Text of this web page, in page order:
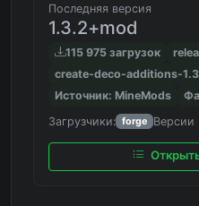
Последняя версия
1.3.2+mod
115 975 загрузок
create-deco-additions-
Источник: MineMods
Загрузчики: forge Версии